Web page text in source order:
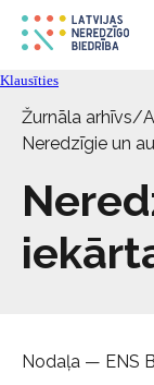
Pakalpojumi
Par biedrību
Kontakti
Klausīties
Žurnāla arhīvs/
Neredzīgie un
Nodaļa — ENS